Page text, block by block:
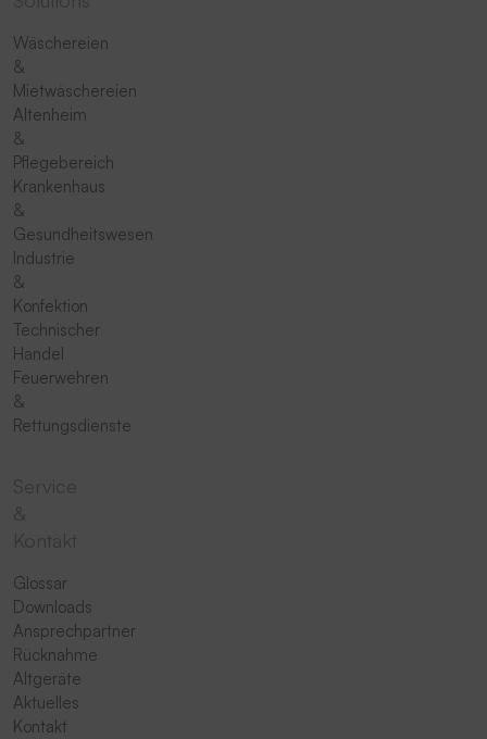
Wäschereien
&
Mietwäschereien
Altenheim
&
Pflegebereich
Krankenhaus
&
Gesundheitswesen
Industrie
&
Konfektion
Technischer
Handel
Feuerwehren
&
Rettungsdienste
Glossar
Downloads
Ansprechpartner
Rücknahme
Altgeräte
Aktuelles
Kontakt